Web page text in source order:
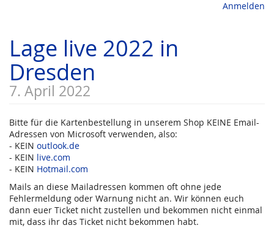
Anmelden
Lage live 2022 in
Dresden
7. April 2022
Bitte für die Kartenbestellung in unserem Shop KEINE Email-
Adressen von Microsoft verwenden, also:
- KEIN outlook.de
- KEIN live.com
- KEIN Hotmail.com
Mails an diese Mailadressen kommen oft ohne jede
Fehlermeldung oder Warnung nicht an. Wir können euch
dann euer Ticket nicht zustellen und bekommen nicht einmal
mit, dass ihr das Ticket nicht bekommen habt.